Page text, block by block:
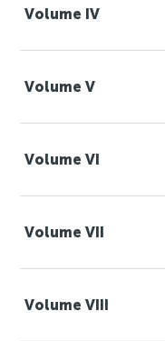
Volume IV
Volume V
Volume VI
Volume VII
Volume VIII